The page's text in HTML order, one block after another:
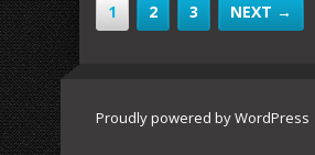
1 2 3 NEXT →
Proudly powered by WordPress